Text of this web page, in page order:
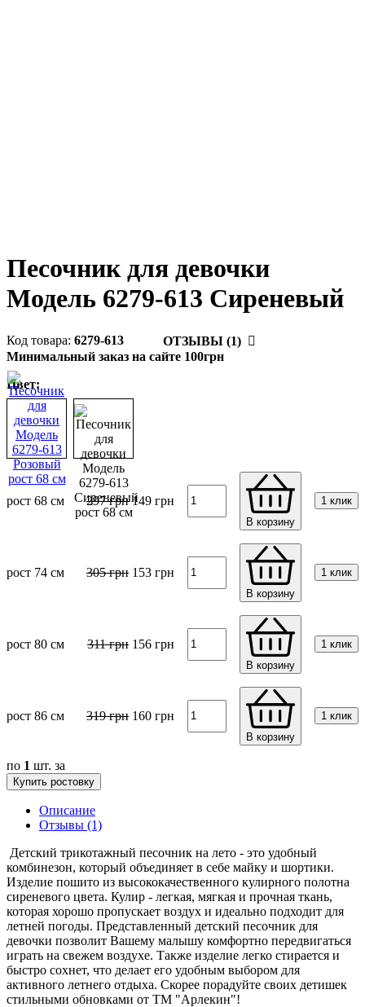
Песочник для девочки
Модель 6279-613 Сиреневый
6279-613
ОТЗЫВЫ (1)
Минимальный заказ на сайте 100грн
Цвет:
рост 68 см 297грн 149 грн
В корзину
1 клик
рост 74 см 305грн 153 грн
В корзину
1 клик
рост 80 см 311грн 156 грн
В корзину
1 клик
рост 86 см 319грн 160 грн
В корзину
1 клик
по 1 шт. за
Купить ростовку
Описание
Отзывы (1)
Детский трикотажный песочник на лето - это удобный
комбинезон, который объединяет в себе майку и шортики.
Изделие пошито из высококачественного кулирного полотна
сиреневого цвета. Кулир - легкая, мягкая и прочная ткань,
которая хорошо пропускает воздух и идеально подходит для
летней погоды. Представленный детский песочник для
девочки позволит Вашему малышу комфортно передвигаться
играть на свежем воздухе. Также изделие легко стирается и
быстро сохнет, что делает его удобным выбором для
активного летнего отдыха. Скорее порадуйте своих детишек
стильными обновками от ТМ "Арлекин"!